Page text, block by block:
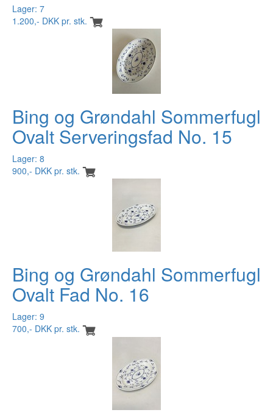
Lager: 7
1.200,- DKK pr. stk.
Bing og Grøndahl Sommerfugl
Ovalt Serveringsfad No. 15
Lager: 8
900,- DKK pr. stk.
Bing og Grøndahl Sommerfugl
Ovalt Fad No. 16
Lager: 9
700,- DKK pr. stk.